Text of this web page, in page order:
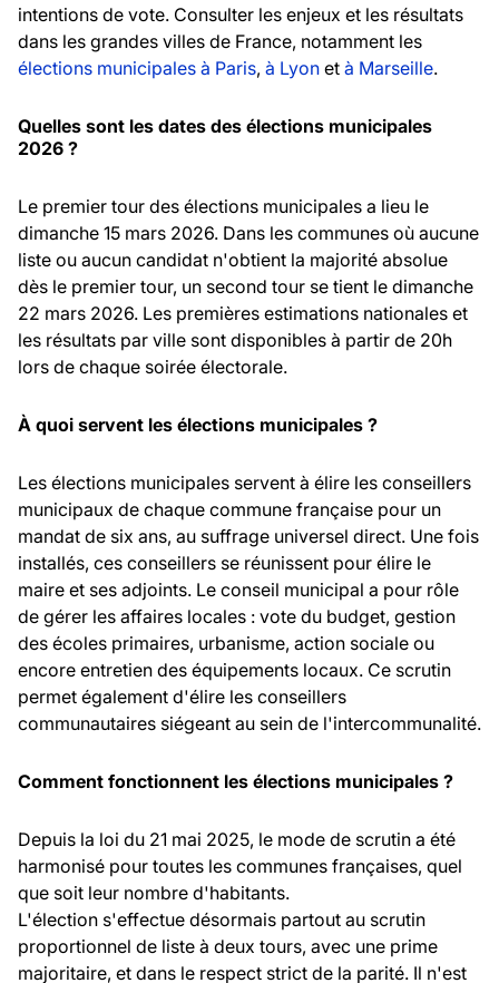
intentions de vote. Consulter les enjeux et les résultats
dans les grandes villes de France, notamment les
élections municipales à Paris, à Lyon et à Marseille.
Quelles sont les dates des élections municipales
2026 ?
Le premier tour des élections municipales a lieu le
dimanche 15 mars 2026. Dans les communes où aucune
liste ou aucun candidat n'obtient la majorité absolue
dès le premier tour, un second tour se tient le dimanche
22 mars 2026. Les premières estimations nationales et
les résultats par ville sont disponibles à partir de 20h
lors de chaque soirée électorale.
À quoi servent les élections municipales ?
Les élections municipales servent à élire les conseillers
municipaux de chaque commune française pour un
mandat de six ans, au suffrage universel direct. Une fois
installés, ces conseillers se réunissent pour élire le
maire et ses adjoints. Le conseil municipal a pour rôle
de gérer les affaires locales : vote du budget, gestion
des écoles primaires, urbanisme, action sociale ou
encore entretien des équipements locaux. Ce scrutin
permet également d'élire les conseillers
communautaires siégeant au sein de l'intercommunalité.
Comment fonctionnent les élections municipales ?
Depuis la loi du 21 mai 2025, le mode de scrutin a été
harmonisé pour toutes les communes françaises, quel
que soit leur nombre d'habitants.
L'élection s'effectue désormais partout au scrutin
proportionnel de liste à deux tours, avec une prime
majoritaire, et dans le respect strict de la parité. Il n'est